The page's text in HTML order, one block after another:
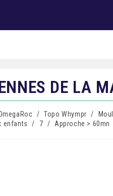
DE LA
/ Topo Whympr /
enfants
/ 7 / Approche > 60mn